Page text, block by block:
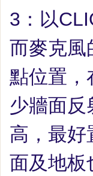
3 ： 以
而麥克風
點位置，
少牆面
高，最好
面及地板